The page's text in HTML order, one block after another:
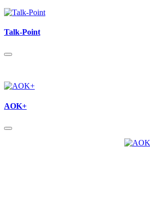
Talk-Point
AOK+